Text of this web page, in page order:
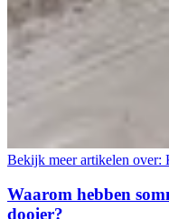
Bekijk meer artikelen over:
Waarom hebben
dooier?